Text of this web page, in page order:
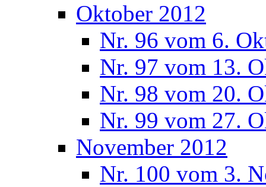
Oktober 2012
Nr. 96 vom 6.
Nr. 97 vom 13.
Nr. 98 vom 20.
Nr. 99 vom 27.
November 2012
Nr. 100 vom 3.